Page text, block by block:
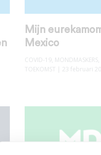
Mijn
Mexico
COVID-19, MONDMASKERS,
TOEKOMST | 23 februari